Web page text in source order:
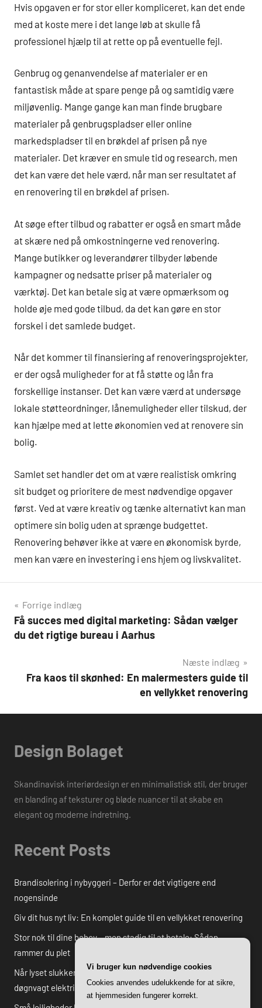
Hvis opgaven er for stor eller kompliceret, kan det ende
med at koste mere i det lange løb at skulle få
professionel hjælp til at rette op på eventuelle fejl.
Genbrug og genanvendelse af materialer er en
fantastisk måde at spare penge på og samtidig være
miljøvenlig. Mange gange kan man finde brugbare
materialer på genbrugspladser eller online
markedspladser til en brøkdel af prisen på nye
materialer. Det kræver en smule tid og research, men
det kan være det hele værd, når man ser resultatet af
en renovering til en brøkdel af prisen.
At søge efter tilbud og rabatter er også en smart måde
at skære ned på omkostningerne ved renovering.
Mange butikker og leverandører tilbyder løbende
kampagner og nedsatte priser på materialer og
værktøj. Det kan betale sig at være opmærksom og
holde øje med gode tilbud, da det kan gøre en stor
forskel i det samlede budget.
Når det kommer til finansiering af renoveringsprojekter,
er der også muligheder for at få støtte og lån fra
forskellige instanser. Det kan være værd at undersøge
lokale støtteordninger, lånemuligheder eller tilskud, der
kan hjælpe med at lette økonomien ved at renovere sin
bolig.
Samlet set handler det om at være realistisk omkring
sit budget og prioritere de mest nødvendige opgaver
først. Ved at være kreativ og tænke alternativt kan man
optimere sin bolig uden at sprænge budgettet.
Renovering behøver ikke at være en økonomisk byrde,
men kan være en investering i ens hjem og livskvalitet.
Indlægsnavigation
Forrige indlæg
Få succes med digital marketing: Sådan vælger
du det rigtige bureau i Aarhus
Næste indlæg
Fra kaos til skønhed: En malermesters guide til
en vellykket renovering
Design Bolaget
Skandinavisk interiørdesign er en minimalistisk stil, der bruger
en blanding af teksturer og bløde nuancer til at skabe en
elegant og moderne indretning.
Recent Posts
Brandisolering i nybyggeri – Derfor er det vigtigere end
nogensinde
Giv dit hus nyt liv: En komplet guide til en vellykket renovering
Stor nok til dine behov – men stadig til at betale: Sådan
rammer du plet
Når lyset slukker i utide: Alt du skal vide om akut hjælp fra en
døgnvagt elektriker
Vi bruger kun nødvendige cookies
Cookies anvendes udelukkende for at sikre,
at hjemmesiden fungerer korrekt.